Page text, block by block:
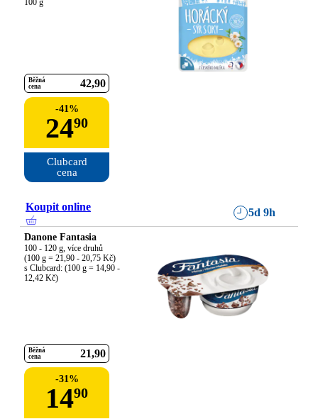
100 g
Běžná
cena
42 90
-41%
2490
Clubcard
cena
Koupit online 5d 9h
Danone Fantasia
100 - 120 g, více druhů
(100 g = 21,90 - 20,75 Kč)
s Clubcard: (100 g = 14,90 -
12,42 Kč)
Běžná
cena
21 90
-31%
1490